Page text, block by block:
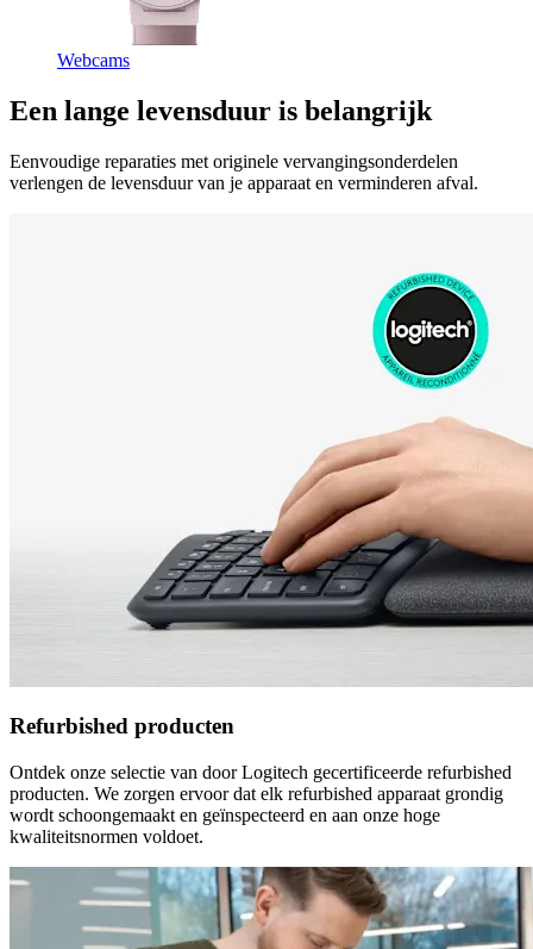
Webcams
Een lange levensduur is belangrijk
Eenvoudige reparaties met originele vervangingsonderdelen
verlengen de levensduur van je apparaat en verminderen afval.
Refurbished producten
Ontdek onze selectie van door Logitech gecertificeerde refurbished
producten. We zorgen ervoor dat elk refurbished apparaat grondig
wordt schoongemaakt en geïnspecteerd en aan onze hoge
kwaliteitsnormen voldoet.